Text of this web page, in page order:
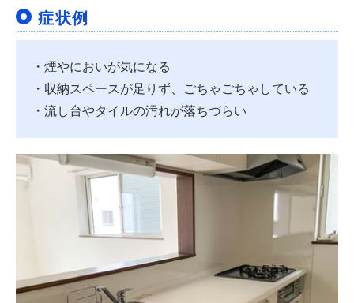
症状例
・煙やにおいが気になる
・収納スペースが足りず、ごちゃごちゃしている
・流し台やタイルの汚れが落ちづらい